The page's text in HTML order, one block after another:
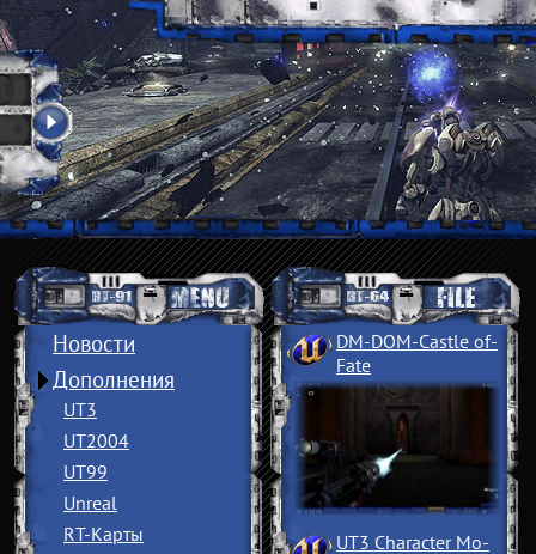
Новости
Дополнения
UT3
UT2004
UT99
Unreal
RT-Карты
DM-DOM-Castle of­
Fate
UT3 Character Mo­